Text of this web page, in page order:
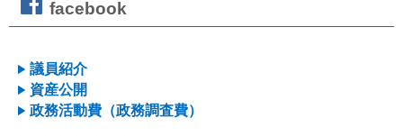
facebook
議員紹介
資産公開
政務活動費（政務調査費）